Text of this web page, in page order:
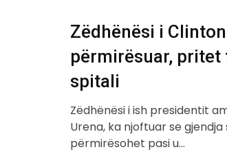
Zëdhënësi i
përmirësuar,
spitali
Zëdhënësi i ish presidentit
Urena, ka njoftuar se
përmirësohet pasi u…